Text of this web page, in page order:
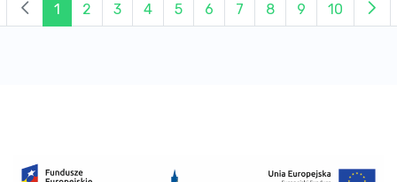
1 2 3 4 5 6 7 8 9 10